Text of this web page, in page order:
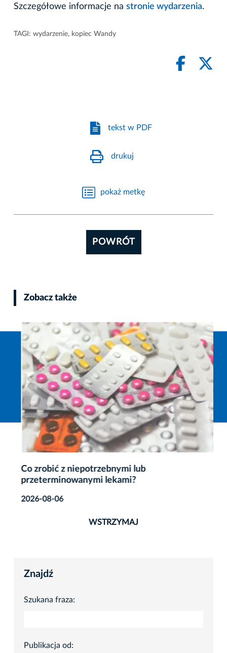
Szczegółowe informacje na stronie wydarzenia.
TAGI: wydarzenie, kopiec Wandy
tekst w PDF
drukuj
pokaż metkę
POWRÓT
Zobacz także
Co zrobić z niepotrzebnymi lub
przeterminowanymi lekami?
2026-08-06
WSTRZYMAJ
Znajdź
Szukana fraza:
Publikacja od: